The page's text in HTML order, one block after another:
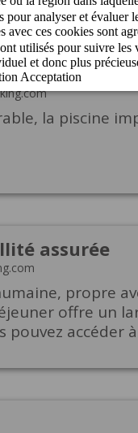
la piscine
assurée
propre
offre un
pouvez